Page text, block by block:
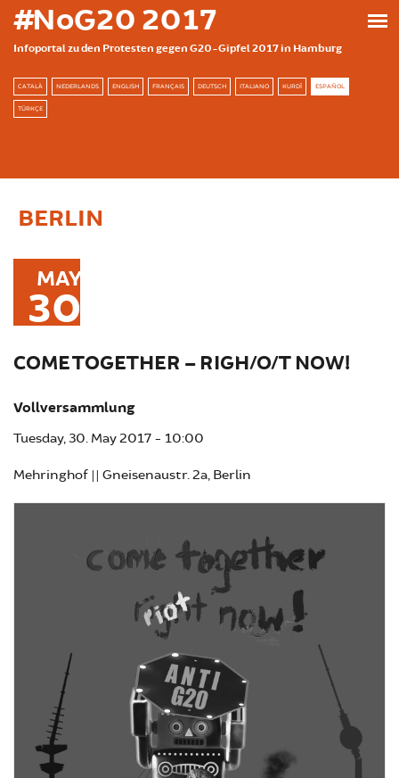
Skip to main content
#NoG20 2017
Infoportal zu den Protesten gegen G20-Gipfel 2017 in Hamburg
CATALÀ NEDERLANDS ENGLISH FRANÇAIS DEUTSCH ITALIANO KURDÎ ESPAÑOL
TÜRKÇE
BERLIN
MAY
30
COME TOGETHER – RIGH/O/T NOW!
Vollversammlung
Tuesday, 30. May 2017 - 10:00
Mehringhof || Gneisenaustr. 2a, Berlin